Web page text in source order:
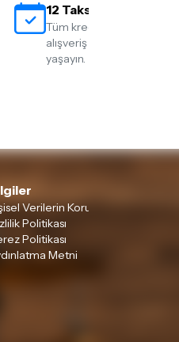
12 Taksit İmkanı
Tüm kredi kartlarına 12
alışveriş yapmanın
yaşayın.
Verilerin Korunması
Politikası
Politikası
Metni